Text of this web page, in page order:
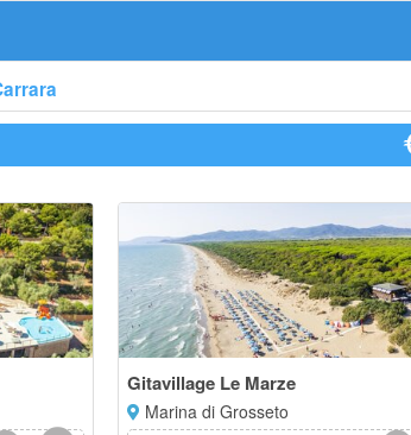
Gitavillage Le Marze
Marina di Grosseto